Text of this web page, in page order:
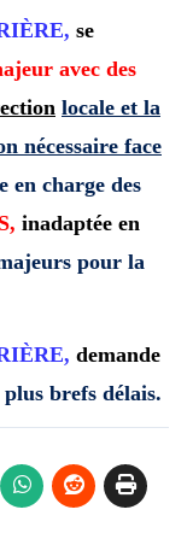
se
avec des
locale et la
nécessaire face
en charge des
inadaptée en
pour la
demande
plus brefs délais.